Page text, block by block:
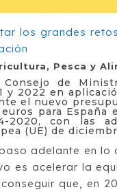
Pesca y
Consejo de
2022 en
el nuevo
para
2020, con las
(UE) de
adelante en lo
es acelerar la
que, en